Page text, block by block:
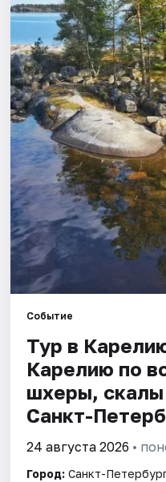
Города
Площадки
Артисты
Рейтинги
Событие
Тур в
Карелию по
шхеры, скалы
Санкт-
24 августа 2026 •
Город: Санкт-